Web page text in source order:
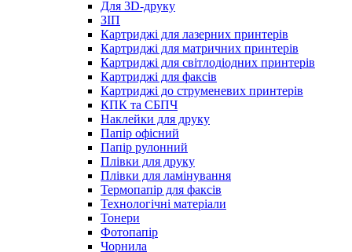
Для 3D-друку
ЗІП
Картриджі для лазерних принтерів
Картриджі для матричних принтерів
Картриджі для світлодіодних принтерів
Картриджі для факсів
Картриджі до струменевих принтерів
КПК та СБПЧ
Наклейки для друку
Папір офісний
Папір рулонний
Плівки для друку
Плівки для ламінування
Термопапір для факсів
Технологічні матеріали
Тонери
Фотопапір
Чорнила